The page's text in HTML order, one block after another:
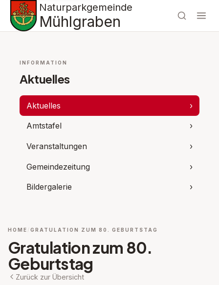
Naturparkgemeinde
Mühlgraben
INFORMATION
Aktuelles
Aktuelles ›
Amtstafel ›
Veranstaltungen ›
Gemeindezeitung ›
Bildergalerie ›
HOME GRATULATION ZUM 80. GEBURTSTAG
Gratulation zum 80.
Geburtstag
Zurück zur Übersicht